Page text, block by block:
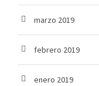
marzo 2019
febrero 2019
enero 2019